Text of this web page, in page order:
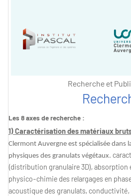
Recherche et
Les 8 axes de recherche :
1) Caractérisation des matériaux
Clermont Auvergne est spécialisée dans
physiques des granulats végétaux.
(distribution granulaire 3D), absorption
physico-chimie des relargages en
acoustique des granulats,